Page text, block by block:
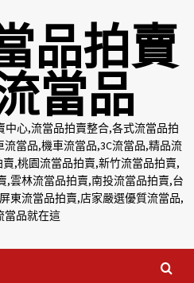
品拍賣
當品
中心,流當品拍賣整合,各式流當品拍
當品,機車流當品,3C流當品,精品流
,桃園流當品拍賣,新竹流當品拍賣,
,雲林流當品拍賣,南投流當品拍賣,台
東流當品拍賣,店家嚴選優質流當品,
當品就在這